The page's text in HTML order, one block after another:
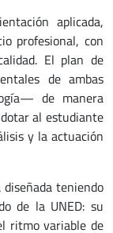
aplicada,
profesional, con
El plan de
de ambas
de manera
al estudiante
y la actuación
teniendo
de la UNED: su
ritmo variable de